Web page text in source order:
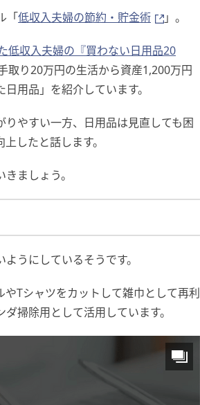
「低収入夫婦の節約・貯金術 」。
低収入夫婦の『買わない日用品20
取り20万円の生活から資産1,200万円
用品」を紹介しています。
やすい一方、日用品は見直しても困
したと話します。
ましょう。
うにしているそうです。
Tシャツをカットして雑巾として再利
掃除用として活用しています。